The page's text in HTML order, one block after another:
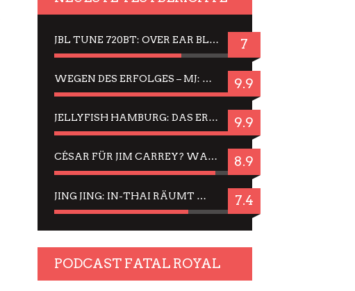
JBL TUNE 720BT: OVER EAR BLUETOOTH KOPFHÖRER UM DIE 50,-€ IM DAUER-TEST 7
WEGEN DES ERFOLGES – MJ: MICHAEL JACKSON MUSICAL IN EINER MATINEE SEHEN 9.9
JELLYFISH HAMBURG: DAS ERFOLGREICHE SOMMER-MENÜ 2025 IN GEFÜHLEN UND BILDERN 9.9
CÉSAR FÜR JIM CARREY? WARUM DAS EINER DER NERVIGSTEN ACTORS IST UND BLEIBT 8.9
JING JING: IN-THAI RÄUMT WIEDER TITEL AB – EIN ZWEI-STUNDEN-ERLEBNISBERICHT 7.4
PODCAST FATAL ROYAL